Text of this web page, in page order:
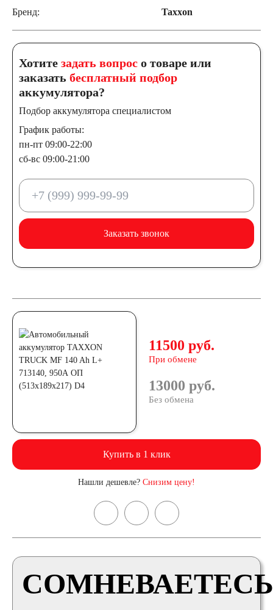
Бренд: Taxxon
Хотите задать вопрос о товаре или
заказать бесплатный подбор
аккумулятора?
Подбор аккумулятора специалистом
График работы:
пн-пт 09:00-22:00
сб-вс 09:00-21:00
Заказать звонок
11500 руб.
При обмене
13000 руб.
Без обмена
Купить в 1 клик
Нашли дешевле? Снизим цену!